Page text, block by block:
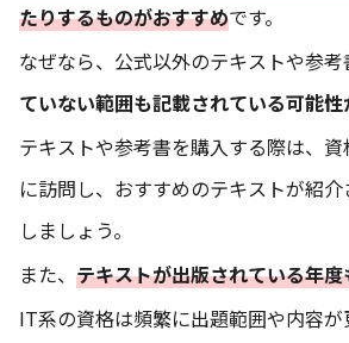
たりするものがおすすめです。
なぜなら、公式以外のテキストや参考
ていない範囲も記載されている可能性
テキストや参考書を購入する際は、
に訪問し、おすすめのテキストが紹
しましょう。
また、 テキストが出版されている年度
IT系の資格は頻繁に出題範囲や内容